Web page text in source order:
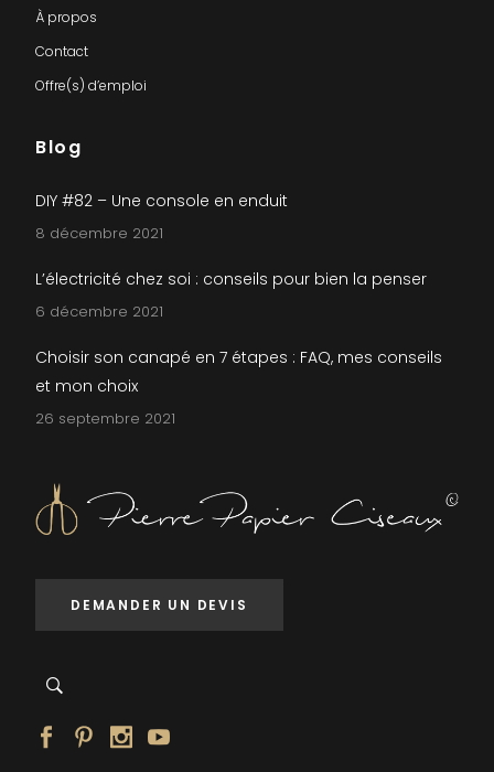
À propos
Contact
Offre(s) d’emploi
Blog
DIY #82 – Une console en enduit
8 décembre 2021
L’électricité chez soi : conseils pour bien la penser
6 décembre 2021
Choisir son canapé en 7 étapes : FAQ, mes conseils
et mon choix
26 septembre 2021
DEMANDER UN DEVIS